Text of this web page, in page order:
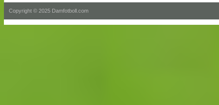
Copyright © 2025 Damfotboll.com